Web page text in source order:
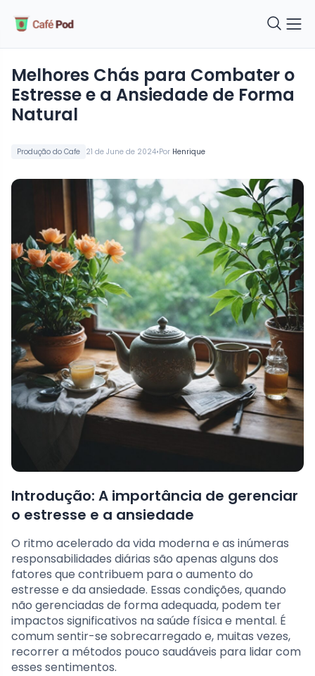
Produção do Cafe 21 de June de 2024•Por Henrique
Melhores Chás para Combater o
Estresse e a Ansiedade de Forma
Natural
Introdução: A importância de gerenciar
o estresse e a ansiedade
O ritmo acelerado da vida moderna e as inúmeras
responsabilidades diárias são apenas alguns dos
fatores que contribuem para o aumento do
estresse e da ansiedade. Essas condições, quando
não gerenciadas de forma adequada, podem ter
impactos significativos na saúde física e mental. É
comum sentir-se sobrecarregado e, muitas vezes,
recorrer a métodos pouco saudáveis para lidar com
esses sentimentos.